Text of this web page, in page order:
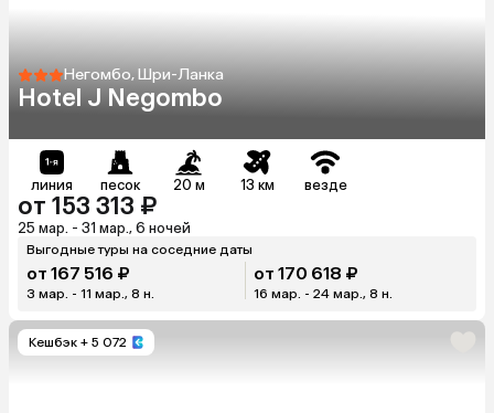
Негомбо, Шри-Ланка
Hotel J Negombo
линия песок 20 м 13 км везде
от 153 313 ₽
25 мар. - 31 мар., 6 ночей
Выгодные туры на соседние даты
от 167 516 ₽
3 мар. - 11 мар., 8 н.
от 170 618 ₽
16 мар. - 24 мар., 8 н.
Кешбэк + 5 072